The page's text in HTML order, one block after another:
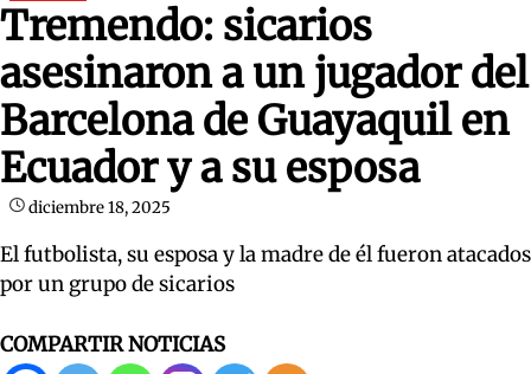
Tremendo: sicarios
asesinaron a un jugador del
Barcelona de Guayaquil en
Ecuador y a su esposa
diciembre 18, 2025
El futbolista, su esposa y la madre de él fueron atacados
por un grupo de sicarios
COMPARTIR NOTICIAS